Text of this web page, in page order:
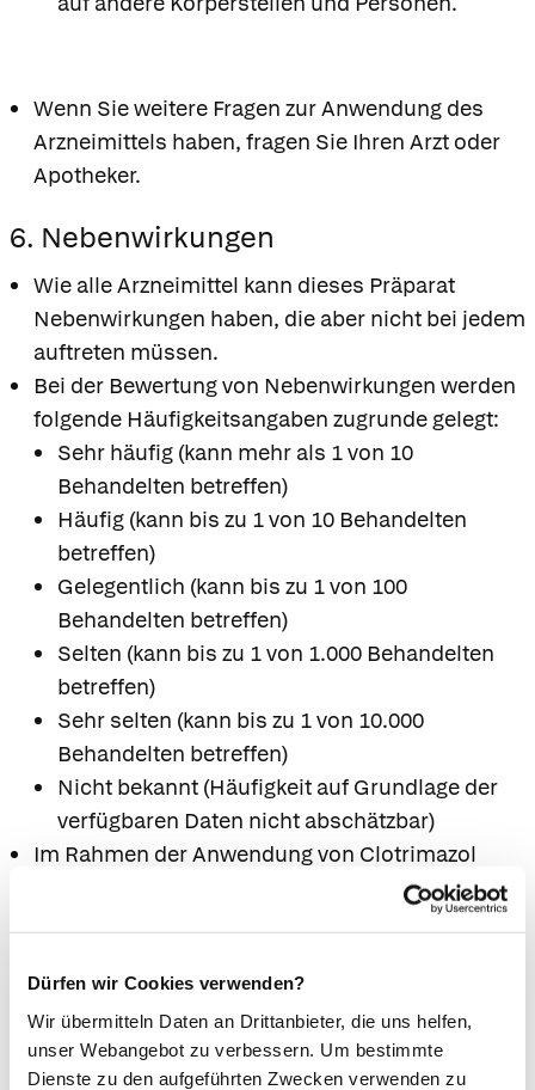
Dürfen wir Cookies verwenden?
Wir übermitteln Daten an Drittanbieter, die uns helfen,
unser Webangebot zu verbessern. Um bestimmte
Dienste zu den aufgeführten Zwecken verwenden zu
Wenn Sie weitere Fragen zur Anwendung des
Arzneimittels haben, fragen Sie Ihren Arzt oder
Apotheker.
6. Nebenwirkungen
Wie alle Arzneimittel kann dieses Präparat
Nebenwirkungen haben, die aber nicht bei jedem
auftreten müssen.
Bei der Bewertung von Nebenwirkungen werden
folgende Häufigkeitsangaben zugrunde gelegt:
Sehr häufig (kann mehr als 1 von 10
Behandelten betreffen)
Häufig (kann bis zu 1 von 10 Behandelten
betreffen)
Gelegentlich (kann bis zu 1 von 100
Behandelten betreffen)
Selten (kann bis zu 1 von 1.000 Behandelten
betreffen)
Sehr selten (kann bis zu 1 von 10.000
Behandelten betreffen)
Nicht bekannt (Häufigkeit auf Grundlage der
verfügbaren Daten nicht abschätzbar)
Im Rahmen der Anwendung von Clotrimazol
nach der Zulassung wurden die folgenden
unbestimmter Größe gemeldet wurden, ist eine
Angabe der Häufigkeit auf Grundlage der
verfügbaren Daten nicht abschätzbar.